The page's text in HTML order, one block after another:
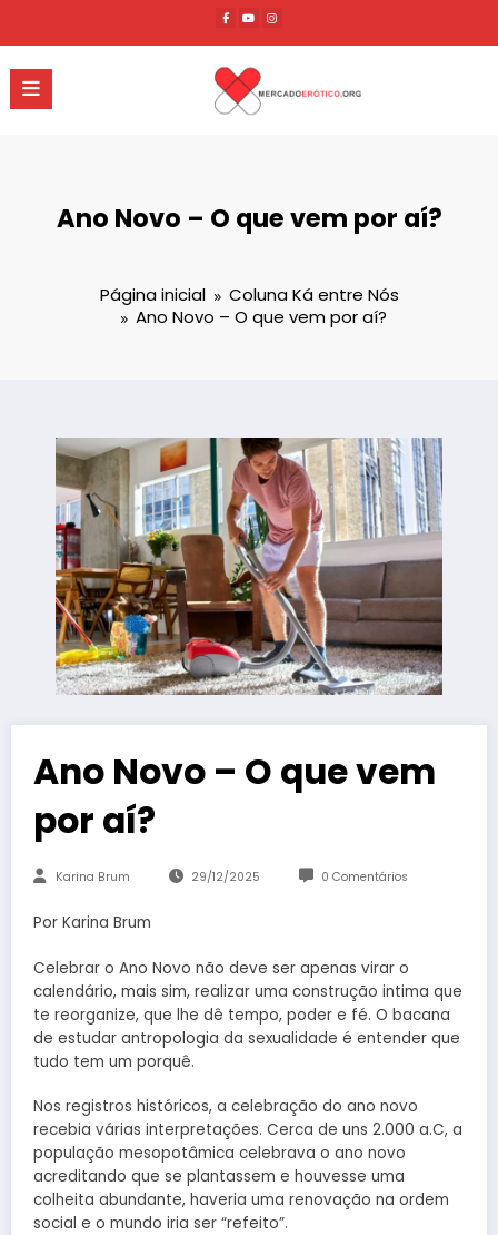
o
conteúdo
Ano Novo – O que vem por aí?
Página inicial
Coluna Ká entre Nós
Ano Novo – O que vem por aí?
Ano Novo – O que vem
por aí?
Karina Brum 29/12/2025 0 Comentários
Por Karina Brum
Celebrar o Ano Novo não deve ser apenas virar o
calendário, mais sim, realizar uma construção intima que
te reorganize, que lhe dê tempo, poder e fé. O bacana
de estudar antropologia da sexualidade é entender que
tudo tem um porquê.
Nos registros históricos, a celebração do ano novo
recebia várias interpretações. Cerca de uns 2.000 a.C, a
população mesopotâmica celebrava o ano novo
acreditando que se plantassem e houvesse uma
colheita abundante, haveria uma renovação na ordem
social e o mundo iria ser “refeito”.